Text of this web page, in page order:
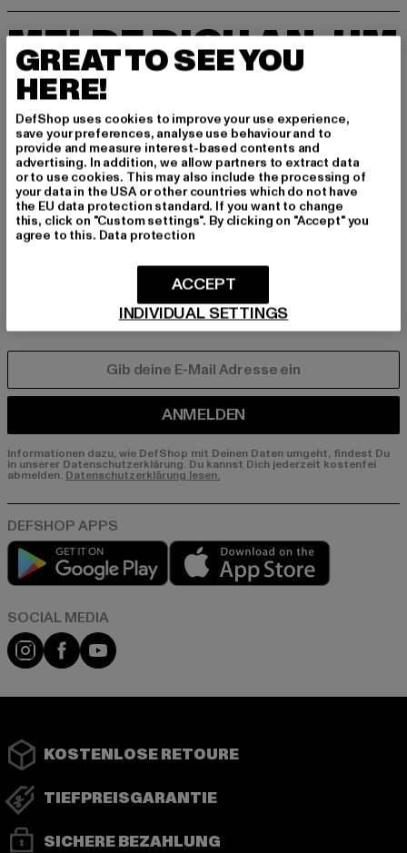
MELDE DICH AN, UM
INSPIRIERT ZU BLEI
BEN!
Melde dich hier für unseren Newsletter an und
erhalte künftig Informationen über aktuelle Tre
nds, Angebote und Gutscheine von DefShop p
er E-Mail!
An welchen Produkten bist du interessiert?
ANMELDEN
Informationen dazu, wie DefShop mit Deinen Daten umgeht, findest Du
in unserer Datenschutzerklärung. Du kannst Dich jederzeit kostenfei
abmelden. Datenschutzerklärung lesen.
Play market
Instagram
FacebookYouTube
KOSTENLOSE RETOURE
TIEFPREISGARANTIE
SICHERE BEZAHLUNG
GREAT TO SEE YOU
HERE!
DefShop uses cookies to improve your use experience,
save your preferences, analyse use behaviour and to
provide and measure interest-based contents and
advertising. In addition, we allow partners to extract data
or to use cookies. This may also include the processing of
your data in the USA or other countries which do not have
the EU data protection standard. If you want to change
this, click on "Custom settings". By clicking on "Accept" you
agree to this. Data protection
INDIVIDUAL SETTINGS
ACCEPT